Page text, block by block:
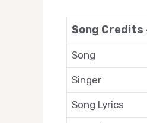
Song Credits
Song
Singer
Song Lyrics